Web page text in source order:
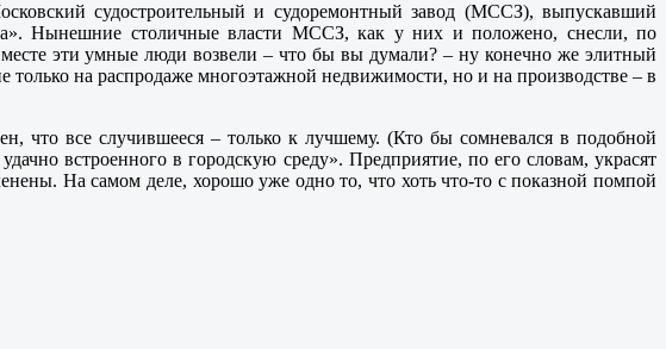
судостроительный и судоремонтный завод (МССЗ), выпускавший
Нынешние столичные власти МССЗ, как у них и положено, снесли, по
эти умные люди возвели – что бы вы думали? – ну конечно же элитный
на распродаже многоэтажной недвижимости, но и на производстве – в
что все случившееся – только к лучшему. (Кто бы сомневался в подобной
встроенного в городскую среду». Предприятие, по его словам, украсят
На самом деле, хорошо уже одно то, что хоть что-то с показной помпой